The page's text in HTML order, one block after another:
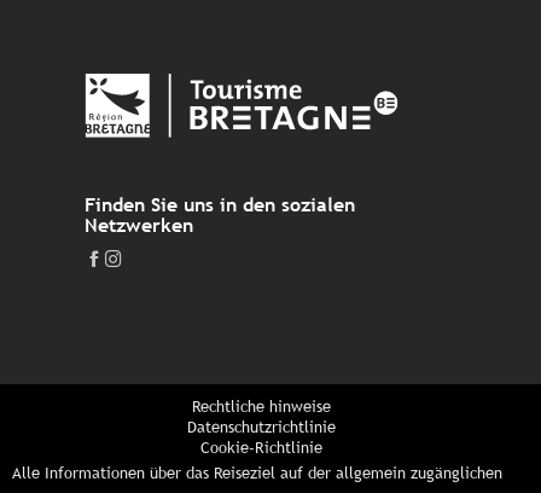
Finden Sie uns in den sozialen
Netzwerken
Rechtliche hinweise
Datenschutzrichtlinie
Cookie-Richtlinie
Alle Informationen über das Reiseziel auf der allgemein zugänglichen